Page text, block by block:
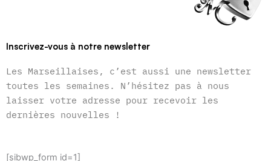
Inscrivez-vous à notre newsletter
Les Marseillaises, c’est aussi une newsletter
toutes les semaines. N’hésitez pas à nous
laisser votre adresse pour recevoir les
dernières nouvelles !
[sibwp_form id=1]